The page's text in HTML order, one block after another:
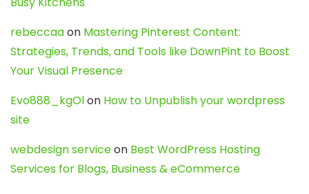
rebeccaaon Mastering Pinterest Content:
Strategies, Trends, and Tools like DownPint to Boost
Your Visual Presence
Evo888_kgOlon How to Unpublish your wordpress
site
webdesign serviceon Best WordPress Hosting
Services for Blogs, Business & eCommerce